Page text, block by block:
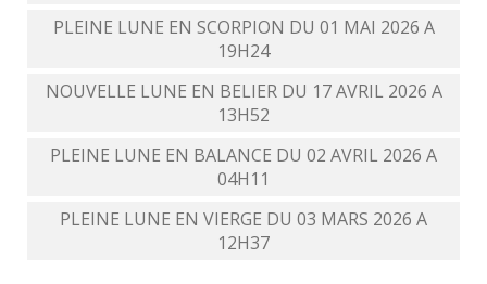
PLEINE LUNE EN SCORPION DU 01 MAI 2026 A
19H24
NOUVELLE LUNE EN BELIER DU 17 AVRIL 2026 A
13H52
PLEINE LUNE EN BALANCE DU 02 AVRIL 2026 A
04H11
PLEINE LUNE EN VIERGE DU 03 MARS 2026 A
12H37